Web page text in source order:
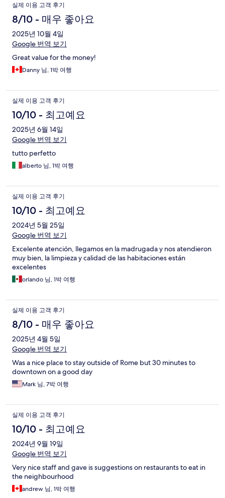
실제 이용 고객 후기
8/10 - 매우 좋아요
2025년 10월 4일
Google 번역 보기
Great value for the money!
Danny 님, 1박 여행
실제 이용 고객 후기
10/10 - 최고예요
2025년 6월 14일
Google 번역 보기
tutto perfetto
alberto 님, 1박 여행
실제 이용 고객 후기
10/10 - 최고예요
2024년 5월 25일
Google 번역 보기
Excelente atención, llegamos en la madrugada y nos atendieron
muy bien, la limpieza y calidad de las habitaciones están
excelentes
orlando 님, 1박 여행
실제 이용 고객 후기
8/10 - 매우 좋아요
2025년 4월 5일
Google 번역 보기
Was a nice place to stay outside of Rome but 30 minutes to
downtown on a good day
Mark 님, 7박 여행
실제 이용 고객 후기
10/10 - 최고예요
2024년 9월 19일
Google 번역 보기
Very nice staff and gave is suggestions on restaurants to eat in
the neighbourhood
andrew 님, 1박 여행